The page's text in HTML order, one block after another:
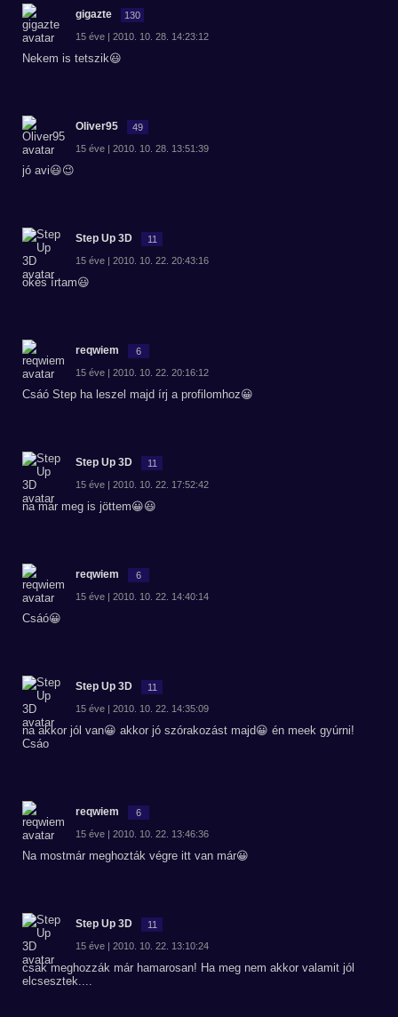
gigazte 130
15 éve | 2010. 10. 28. 14:23:12
Nekem is tetszik😃
Oliver95 49
15 éve | 2010. 10. 28. 13:51:39
jó avi😃😉
Step Up 3D 11
15 éve | 2010. 10. 22. 20:43:16
okés írtam😃
reqwiem 6
15 éve | 2010. 10. 22. 20:16:12
Csáó Step ha leszel majd írj a profilomhoz😀
Step Up 3D 11
15 éve | 2010. 10. 22. 17:52:42
na már meg is jöttem😀😃
reqwiem 6
15 éve | 2010. 10. 22. 14:40:14
Csáó😀
Step Up 3D 11
15 éve | 2010. 10. 22. 14:35:09
na akkor jól van😀 akkor jó szórakozást majd😀 én meek gyúrni!
Csáo
reqwiem 6
15 éve | 2010. 10. 22. 13:46:36
Na mostmár meghozták végre itt van már😀
Step Up 3D 11
15 éve | 2010. 10. 22. 13:10:24
csak meghozzák már hamarosan! Ha meg nem akkor valamit jól
elcsesztek....